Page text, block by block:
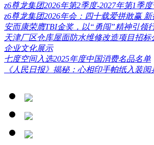
z6尊龙集团2026年第2季度-2027年第1季
z6尊龙集团2026年会：四十载爱拼敢赢
安而康荣膺TBI金奖，以“勇闯”精神引领
天津厂区仓库屋面防水维修改造项目招标
企业文化展示
七度空间入选2025年度中国消费名品名单
《人民日报》揭秘：心相印手帕纸入装阅